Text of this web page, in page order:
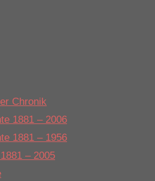
Chronik
1881 – 2006
1881 – 1956
– 2005
Gemeldet
wurde ein
möglicher
Personenschaden